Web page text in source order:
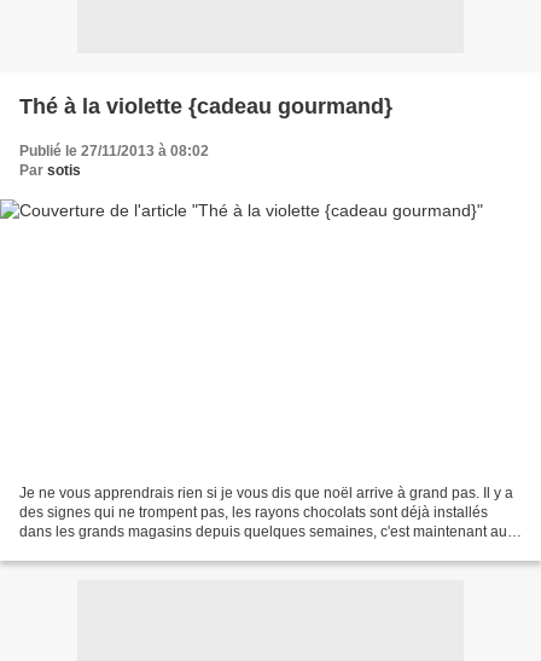
Thé à la violette {cadeau gourmand}
Publié le 27/11/2013 à 08:02
Par sotis
Je ne vous apprendrais rien si je vous dis que noël arrive à grand pas. Il y a
des signes qui ne trompent pas, les rayons chocolats sont déjà installés
dans les grands magasins depuis quelques semaines, c'est maintenant au